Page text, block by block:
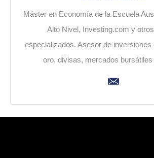
Máster en Economía de la Escuela
Alto Nivel, Investing.com y
especializados. Asesor de inversiones
oro, divisas, mercados bursátiles